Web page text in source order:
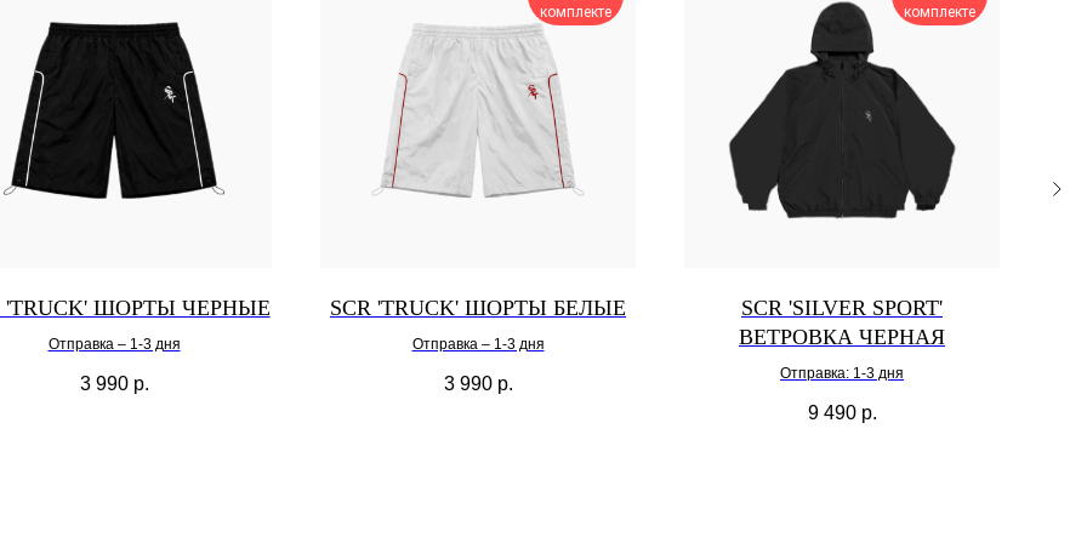
'TRUCK' ШОРТЫ ЧЕРНЫЕ
Отправка – 1-3 дня
3 990 р.
комплекте
SCR 'TRUCK' ШОРТЫ БЕЛЫЕ
Отправка – 1-3 дня
3 990 р.
комплекте
SCR 'SILVER SPORT'
ВЕТРОВКА ЧЕРНАЯ
Отправка: 1-3 дня
9 490 р.